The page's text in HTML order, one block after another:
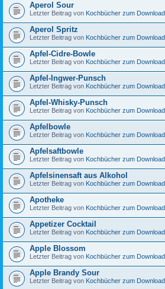
Aperol Sour
Letzter Beitrag von Kochbücher zum Download
Aperol Spritz
Letzter Beitrag von Kochbücher zum Download
Apfel-Cidre-Bowle
Letzter Beitrag von Kochbücher zum Download
Apfel-Ingwer-Punsch
Letzter Beitrag von Kochbücher zum Download
Apfel-Whisky-Punsch
Letzter Beitrag von Kochbücher zum Download
Apfelbowle
Letzter Beitrag von Kochbücher zum Download
Apfelsaftbowle
Letzter Beitrag von Kochbücher zum Download
Apfelsinensaft aus Alkohol
Letzter Beitrag von Kochbücher zum Download
Apotheke
Letzter Beitrag von Kochbücher zum Download
Appetizer Cocktail
Letzter Beitrag von Kochbücher zum Download
Apple Blossom
Letzter Beitrag von Kochbücher zum Download
Apple Brandy Sour
Letzter Beitrag von Kochbücher zum Download